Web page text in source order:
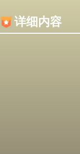
详细内容